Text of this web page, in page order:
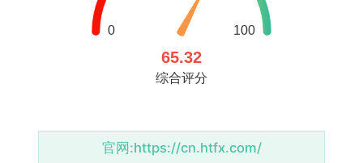
官网:https://cn.htfx.com/